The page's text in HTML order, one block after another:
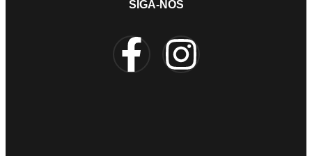
SIGA-NOS